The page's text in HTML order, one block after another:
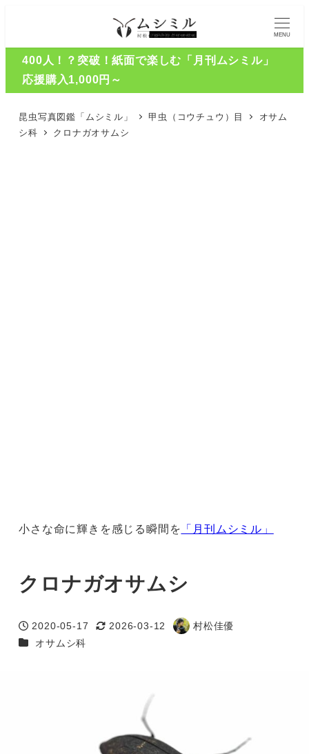
MENU
400人！？突破！紙面で楽しむ「月刊ムシミル」
応援購入1,000円～
昆虫写真図鑑「ムシミル」 甲虫（コウチュウ）目
オサム
シ科
クロナガオサムシ
小さな命に輝きを感じる瞬間を 「月刊ムシミル」
クロナガオサムシ
投稿日
2020-05-17
更新日
2026-03-12
著
村松佳優
カテゴリー
オサムシ科